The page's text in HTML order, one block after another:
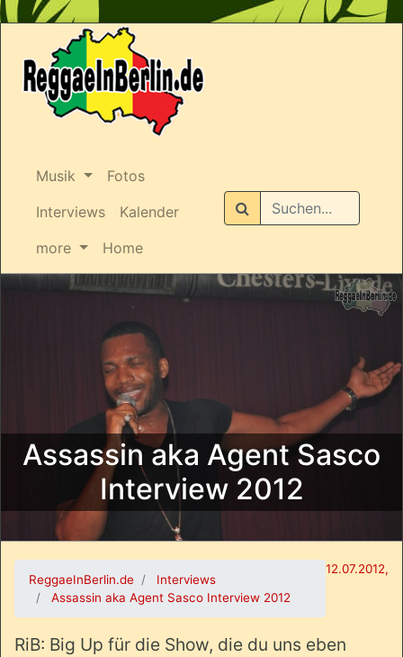
Musik
Fotos
Interviews
Kalender
more
Home
Suchen
Assassin aka Agent Sasco
Interview 2012
12.07.2012,
ReggaeInBerlin.de
Interviews
Assassin aka Agent Sasco Interview 2012
RiB: Big Up für die Show, die du uns eben